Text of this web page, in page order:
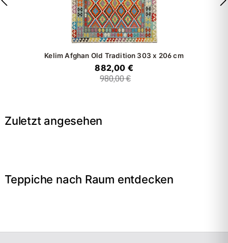
Kelim Afghan Old Tradition 303 x 206 cm
882,00 €
980,00 €
Zuletzt angesehen
Teppiche nach Raum entdecken
Wohnzimmer